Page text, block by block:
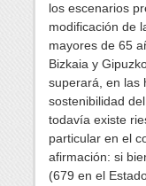
los escenarios
modificación de
mayores de 65
Bizkaia y
superará, en las
sostenibilidad
todavía existe
particular en el
afirmación: si
(679 en el